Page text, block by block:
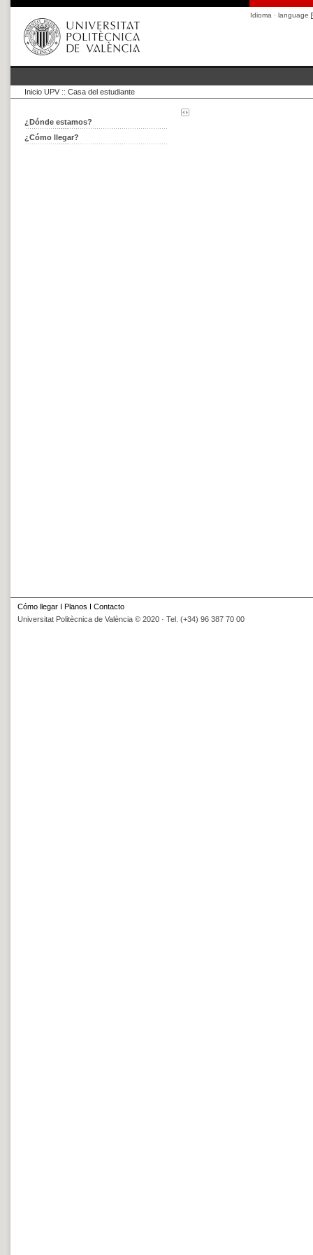
Idioma · language
Inicio UPV :: Casa del estudiante
¿Dónde estamos?
¿Cómo llegar?
Cómo llegar I Planos I Contacto
Universitat Politècnica de València © 2020 · Tel. (+34) 96 387 70 00